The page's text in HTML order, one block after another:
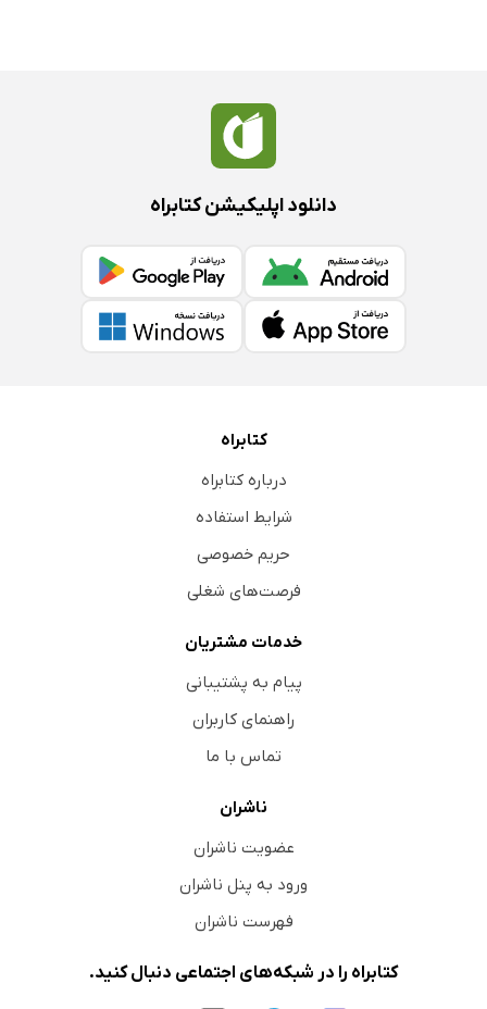
دانلود اپلیکیشن کتابراه
کتابراه
درباره کتابراه
شرایط استفاده
حریم خصوصی
فرصت‌های شغلی
خدمات مشتریان
پیام به پشتیبانی
راهنمای کاربران
تماس با ما
ناشران
عضویت ناشران
ورود به پنل ناشران
فهرست ناشران
کتابراه را در شبکه‌های اجتماعی دنبال کنید.